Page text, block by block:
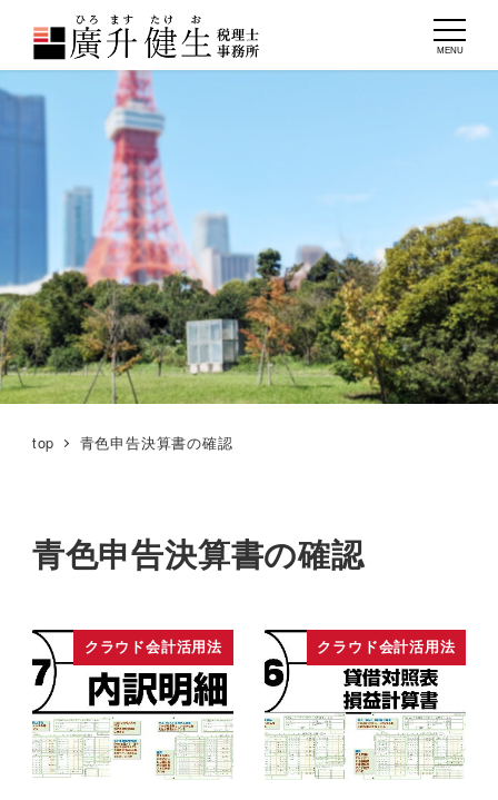
MENU
top 青色申告決算書の確認
青色申告決算書の確認
クラウド会計活用法 クラウド会計活用法